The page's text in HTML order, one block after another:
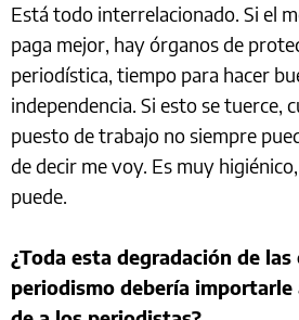
Está todo interrelacionado. Si el
paga mejor, hay órganos de
periodística, tiempo para hacer
independencia. Si esto se tuerce,
puesto de trabajo no siempre
de decir me voy. Es muy
puede.
¿Toda esta degradación de
periodismo debería importarle